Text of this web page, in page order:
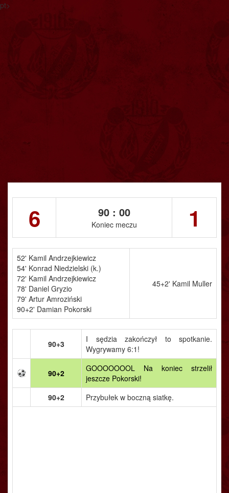
pt>
6 90 : 00
Koniec meczu 1
52' Kamil Andrzejkiewicz
54' Konrad Niedzielski (k.)
72' Kamil Andrzejkiewicz
78' Daniel Gryzio
79' Artur Amroziński
90+2' Damian Pokorski
45+2' Kamil Muller
90+3
I sędzia zakończył to spotkanie.
Wygrywamy 6:1!
90+2
GOOOOOOOL Na koniec strzelił
jeszcze Pokorski!
90+2
Przybułek w boczną siatkę.